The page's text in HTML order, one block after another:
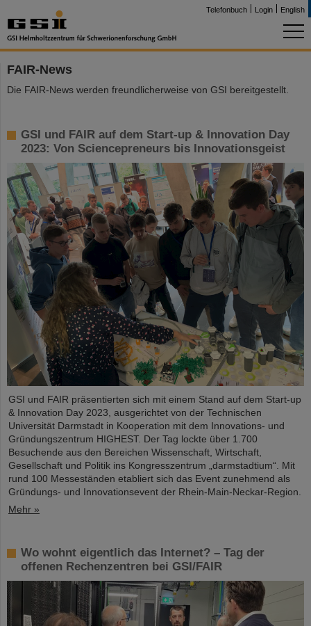
Telefonbuch Login English
FAIR-News
Die FAIR-News werden freundlicherweise von GSI bereitgestellt.
GSI und FAIR auf dem Start-up & Innovation Day
2023: Von Sciencepreneurs bis Innovationsgeist
GSI und FAIR präsentierten sich mit einem Stand auf dem Start-up
& Innovation Day 2023, ausgerichtet von der Technischen
Universität Darmstadt in Kooperation mit dem Innovations- und
Gründungszentrum HIGHEST. Der Tag lockte über 1.700
Besuchende aus den Bereichen Wissenschaft, Wirtschaft,
Gesellschaft und Politik ins Kongresszentrum „darmstadtium“. Mit
rund 100 Messeständen etabliert sich das Event zunehmend als
Gründungs- und Innovationsevent der Rhein-Main-Neckar-Region.
Mehr »
Wo wohnt eigentlich das Internet? – Tag der
offenen Rechenzentren bei GSI/FAIR